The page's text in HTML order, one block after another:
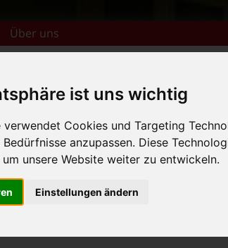
ist uns wichtig
verwendet Cookies und Targeting
Bedürfnisse anzupassen. Diese
unsere Website weiter zu entwickeln.
Einstellungen ändern
Über uns
Magazin Veranstaltungskalender
+++ Bamberger Biertage vom 6. bis
+++ Blues- und Jazzfestival vom